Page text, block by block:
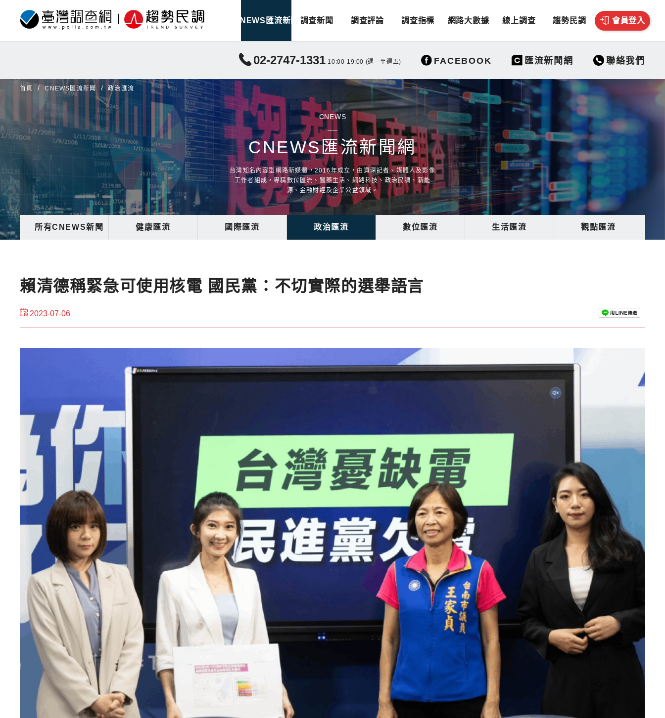
CNEWS匯流新聞 調查新聞 調查評論 調查指標 網路大數據 線上調查 趨勢民調 會員登入
02-2747-1331 10:00-19:00 (週一至週五) FACEBOOK 匯流新聞網 聯絡我們
首頁 CNEWS匯流新聞 政治匯流
CNEWS
CNEWS匯流新聞網
台灣知名內容型網路新媒體，2016年成立，由資深記者、媒體人及影像
工作者組成，專精數位匯流、醫藥生活、網路科技、政治民調、新能
源、金融財經及企業公益領域。
所有CNEWS新聞 健康匯流 國際匯流 政治匯流 數位匯流 生活匯流 觀點匯流
賴清德稱緊急可使用核電 國民黨：不切實際的選舉語言
2023-07-06